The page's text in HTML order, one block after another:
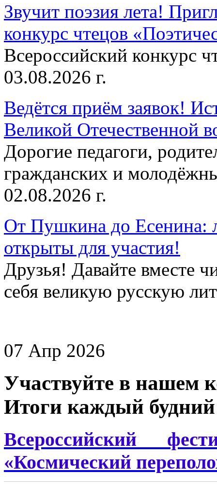
Звучит поэзия лета!
конкурс чтецов
Всероссийский конкурс
03.08.2026 г.
Ведётся приём заявок!
Великой Отечественной
Дорогие педагоги,
гражданских и
02.08.2026 г.
От Пушкина до Есенина:
открыты для участия!
Друзья! Давайте вместе
себя великую русскую
07 Апр 2026
Участвуйте в нашем
Итоги каждый
Всероссийский
«Космический